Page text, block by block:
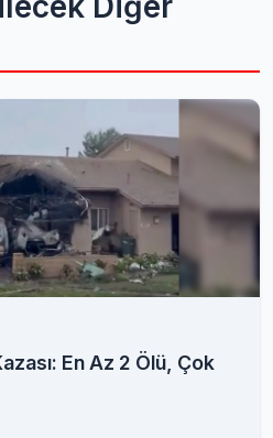
En Az 2 Ölü, Çok